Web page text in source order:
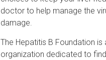
doctor to help manage the
damage.
The Hepatitis B Foundation
organization dedicated to